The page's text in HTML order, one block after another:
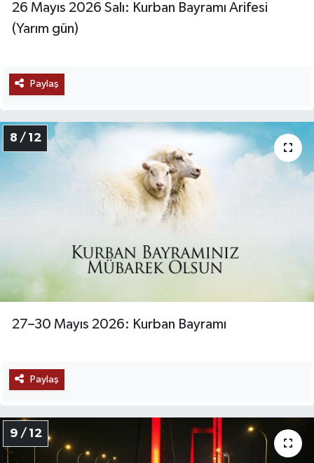
26 Mayıs 2026 Salı: Kurban Bayramı Arifesi
(Yarım gün)
Paylaş
8 / 12
27–30 Mayıs 2026: Kurban Bayramı
Paylaş
9 / 12